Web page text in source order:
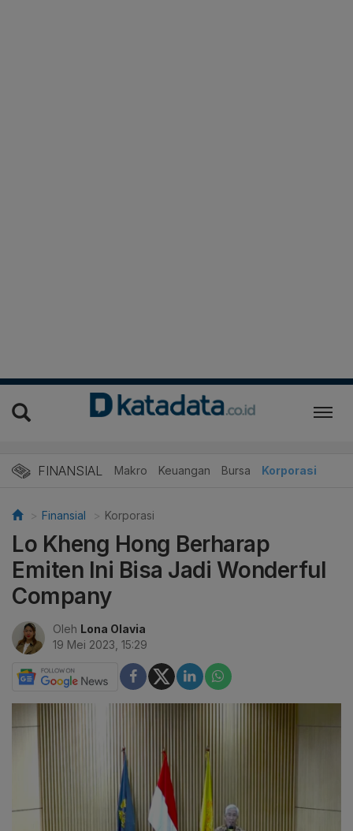
FINANSIAL Makro Keuangan Bursa Korporasi
Finansial Korporasi
Lo Kheng Hong Berharap
Emiten Ini Bisa Jadi Wonderful
Company
Oleh Lona Olavia
19 Mei 2023, 15:29